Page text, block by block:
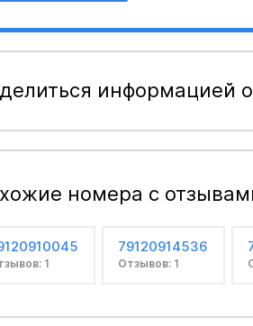
информацией
номера с
1
79120914536
Отзывов: 1